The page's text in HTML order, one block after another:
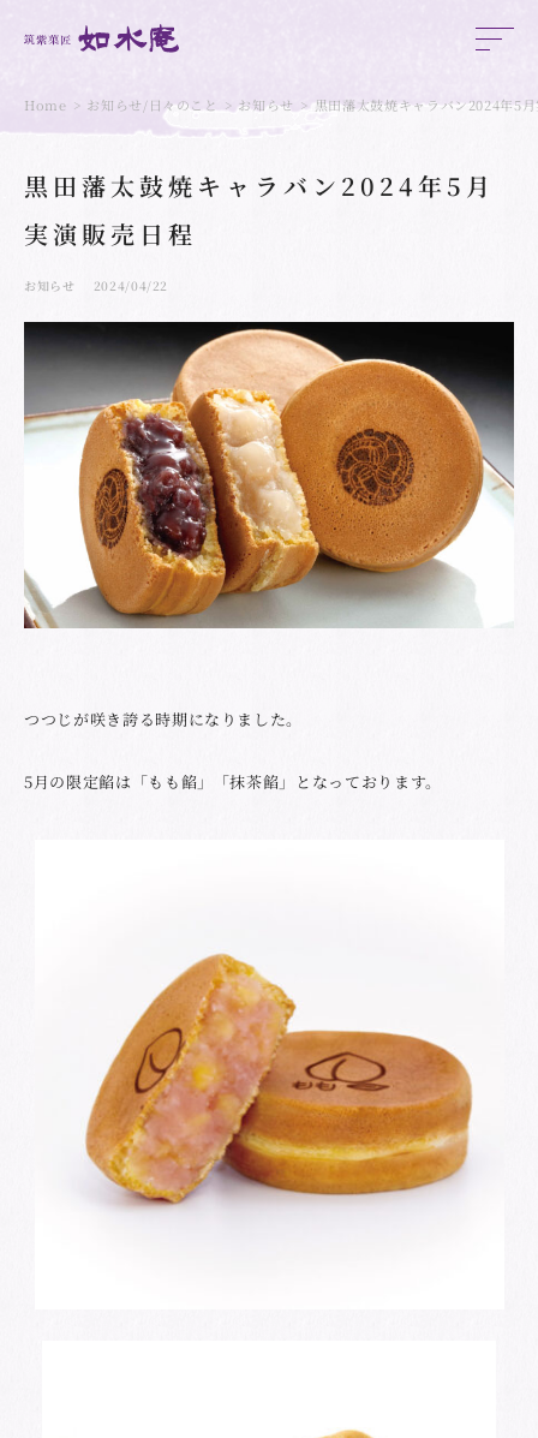
Home お知らせ/日々のこと お知らせ 黒田藩太鼓焼キャラバン2024年5
黒田藩太鼓焼キャラバン2024年5月
実演販売日程
お知らせ 2024/04/22
つつじが咲き誇る時期になりました。
5月の限定餡は「もも餡」「抹茶餡」となっております。